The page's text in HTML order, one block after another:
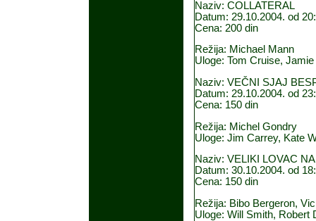
Naziv: COLLATERAL
Datum: 29.10.2004. od
Cena: 200 din
Režija: Michael Mann
Uloge: Tom Cruise,
Naziv: VEČNI SJAJ
Datum: 29.10.2004. od
Cena: 150 din
Režija: Michel Gondry
Uloge: Jim Carrey, Kate
Naziv: VELIKI LOVAC
Datum: 30.10.2004. od
Cena: 150 din
Režija: Bibo Bergeron,
Uloge: Will Smith, Robert